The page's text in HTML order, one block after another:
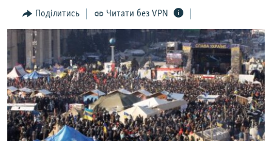
Перейти
до
пошуку
ПОГЛЯД
ІНТЕРВ'Ю
ВСЕ ЗА ДЕНЬ
СПЕЦПРОЕКТИ
ДЕПОРТАЦІЯ
ВІДЕОУРОКИ «ELIFBE»
ЯК ОБІЙТИ БЛОКУВАННЯ
Русский
Поділитись Читати без VPN